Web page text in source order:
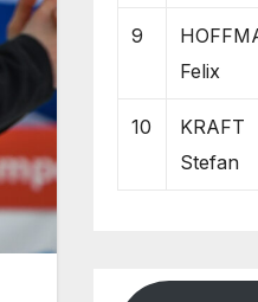
9
Felix
10
KRAFT
Stefan